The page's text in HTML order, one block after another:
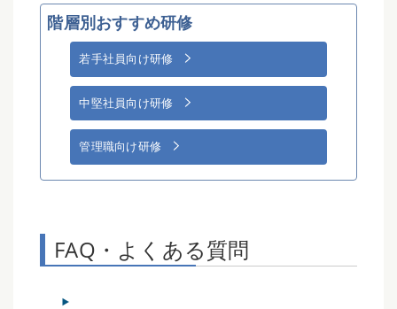
階層別おすすめ研修
若手社員向け研修
中堅社員向け研修
管理職向け研修
FAQ・よくある質問